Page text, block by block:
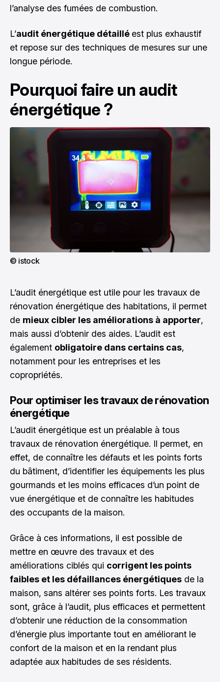
l’analyse des fumées de combustion.
L’audit énergétique détaillé est plus exhaustif
et repose sur des techniques de mesures sur une
longue période.
Pourquoi faire un audit
énergétique ?
© istock
L’audit énergétique est utile pour les travaux de
rénovation énergétique des habitations, il permet
de mieux cibler les améliorations à apporter,
mais aussi d’obtenir des aides. L’audit est
également obligatoire dans certains cas,
notamment pour les entreprises et les
copropriétés.
Pour optimiser les travaux de rénovation
énergétique
L’audit énergétique est un préalable à tous
travaux de rénovation énergétique. Il permet, en
effet, de connaître les défauts et les points forts
du bâtiment, d’identifier les équipements les plus
gourmands et les moins efficaces d’un point de
vue énergétique et de connaître les habitudes
des occupants de la maison.
Grâce à ces informations, il est possible de
mettre en œuvre des travaux et des
améliorations ciblés qui corrigent les points
faibles et les défaillances énergétiques de la
maison, sans altérer ses points forts. Les travaux
sont, grâce à l’audit, plus efficaces et permettent
d’obtenir une réduction de la consommation
d’énergie plus importante tout en améliorant le
confort de la maison et en la rendant plus
adaptée aux habitudes de ses résidents.